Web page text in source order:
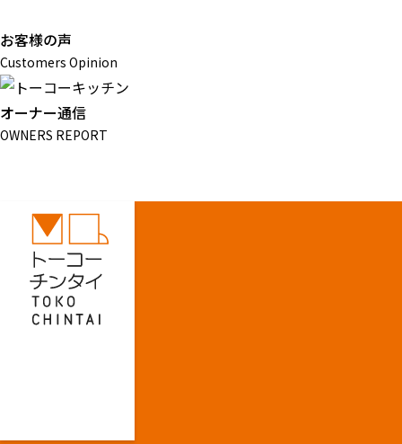
お客様の声
Customers Opinion
オーナー通信
OWNERS REPORT